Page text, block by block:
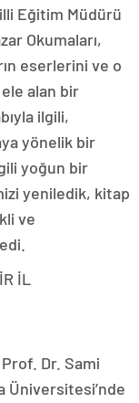
Eğitim Müdürü
Okumaları,
eserlerini ve o
alan bir
ilgili,
yönelik bir
yoğun bir
yeniledik, kitap
ve
İL
Dr. Sami
Üniversitesi’nde